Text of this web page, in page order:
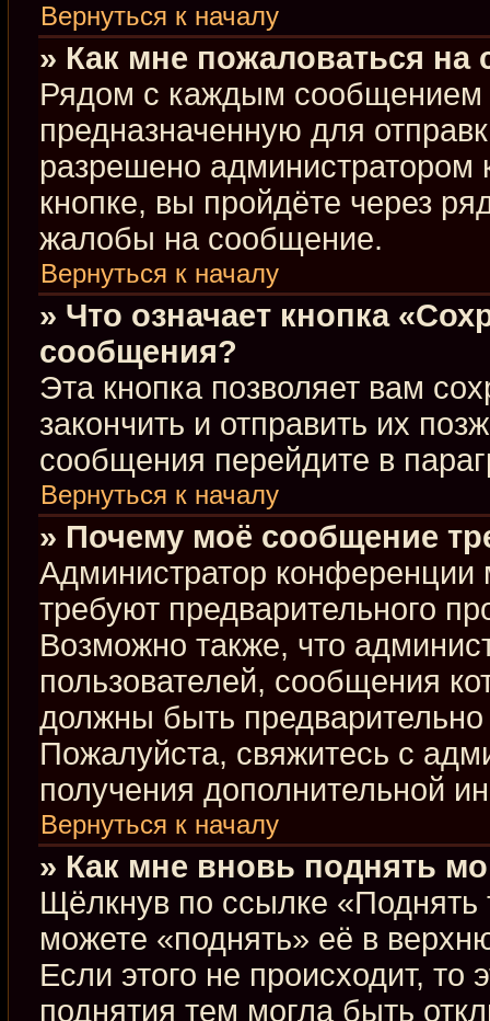
Вернуться к началу
» Как мне пожаловаться
Рядом с каждым сообщением
предназначенную для
разрешено
кнопке, вы пройдёте через
жалобы на сообщение.
Вернуться к началу
» Что означает кнопка
сообщения?
Эта кнопка позволяет вам
закончить и отправить их
сообщения перейдите в
Вернуться к началу
» Почему моё сообщение
Администратор
требуют предварительного
Возможно также, что
пользователей, сообщения
должны быть
Пожалуйста, свяжитесь с
получения дополнительной
Вернуться к началу
» Как мне вновь поднять
Щёлкнув по ссылке
можете «поднять» её в
Если этого не происходит, то
поднятия тем могла быть